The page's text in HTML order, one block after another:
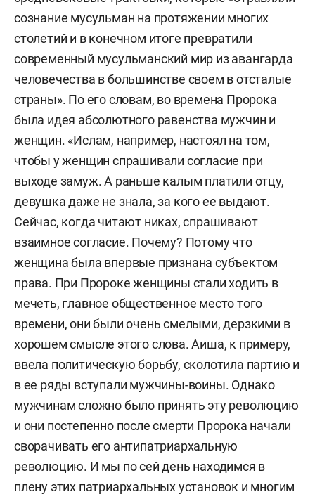
сознание мусульман на протяжении многих
столетий и в конечном итоге превратили
современный мусульманский мир из авангарда
человечества в большинстве своем в отсталые
страны». По его словам, во времена Пророка
была идея абсолютного равенства мужчин и
женщин. «Ислам, например, настоял на том,
чтобы у женщин спрашивали согласие при
выходе замуж. А раньше калым платили отцу,
девушка даже не знала, за кого ее выдают.
Сейчас, когда читают никах, спрашивают
взаимное согласие. Почему? Потому что
женщина была впервые признана субъектом
права. При Пророке женщины стали ходить в
мечеть, главное общественное место того
времени, они были очень смелыми, дерзкими в
хорошем смысле этого слова. Аиша, к примеру,
ввела политическую борьбу, сколотила партию и
в ее ряды вступали мужчины-воины. Однако
мужчинам сложно было принять эту революцию
и они постепенно после смерти Пророка начали
сворачивать его антипатриархальную
революцию. И мы по сей день находимся в
плену этих патриархальных установок и многим